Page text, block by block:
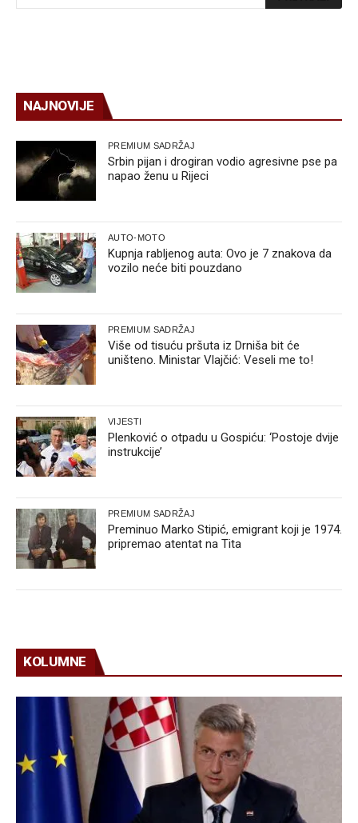
NAJNOVIJE
PREMIUM SADRŽAJ
Srbin pijan i drogiran vodio agresivne pse pa
napao ženu u Rijeci
AUTO-MOTO
Kupnja rabljenog auta: Ovo je 7 znakova da
vozilo neće biti pouzdano
PREMIUM SADRŽAJ
Više od tisuću pršuta iz Drniša bit će
uništeno. Ministar Vlajčić: Veseli me to!
VIJESTI
Plenković o otpadu u Gospiću: ‘Postoje dvije
instrukcije’
PREMIUM SADRŽAJ
Preminuo Marko Stipić, emigrant koji je 1974.
pripremao atentat na Tita
KOLUMNE